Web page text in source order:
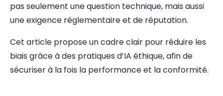
pas seulement une question technique, mais aussi
une exigence réglementaire et de réputation.
Cet article propose un cadre clair pour réduire les
biais grâce à des pratiques d’IA éthique, afin de
sécuriser à la fois la performance et la conformité.